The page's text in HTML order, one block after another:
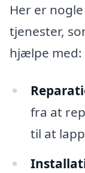
Her er
tjenester,
hjælpe med:
fra at
til at